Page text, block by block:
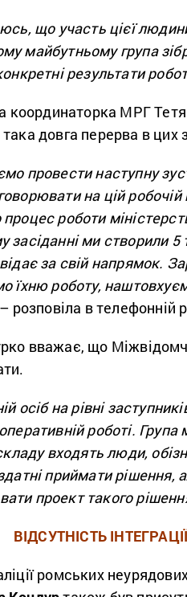
що участь цієї
майбутньому група
результати
координаторка МРГ
довга перерва в цих
провести наступну
на цій
роботи
засіданні ми створили
за свій напрямок.
їхню роботу,
– розповіла в телефонній
вважає, що
осіб на рівні
роботі.
входять люди,
приймати рішення,
проект такого
ВІДСУТНІСТЬ
ромських